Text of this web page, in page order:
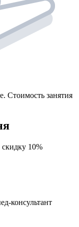
Стоимость занятия
10%
консультант